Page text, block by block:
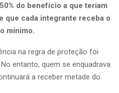
do benefício a que teriam
que cada integrante receba o
mínimo.
na regra de proteção foi
entanto, quem se enquadrava
a receber metade do